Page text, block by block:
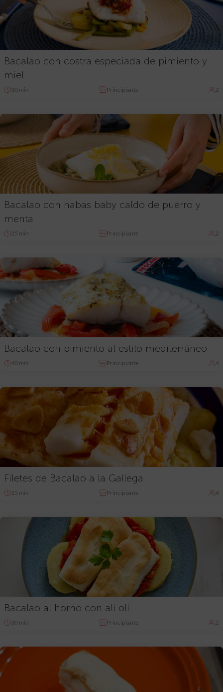
Bacalao con costra especiada de pimiento y
miel
30 min Principiante 2
Bacalao con habas baby caldo de puerro y
menta
25 min Principiante 2
Bacalao con pimiento al estilo mediterráneo
40 min Principiante 4
Filetes de Bacalao a la Gallega
25 min Principiante 4
Bacalao al horno con ali oli
30 min Principiante 2